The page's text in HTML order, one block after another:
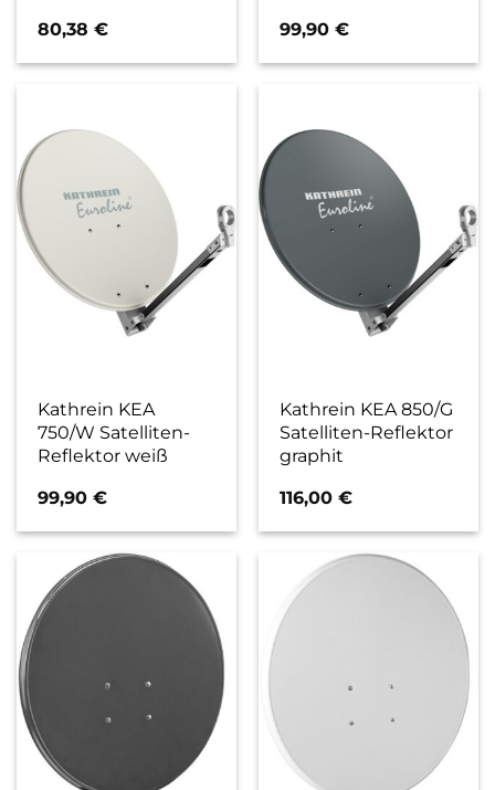
80,38€
99,90€
Kathrein KEA
750/W Satelliten-
Reflektor weiß
99,90€
Kathrein KEA 850/G
Satelliten-Reflektor
graphit
116,00€